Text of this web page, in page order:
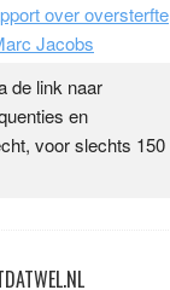
over oversterfte
Jacobs
de link naar
en
voor slechts 150